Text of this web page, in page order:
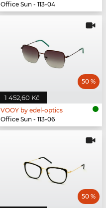
Office Sun - 113-04
1 452,60 Kč
50 %
VOOY by edel-optics
Office Sun - 113-06
50 %